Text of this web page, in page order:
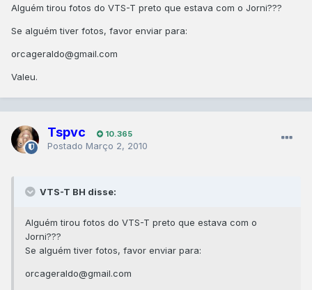
Alguém tirou fotos do VTS-T preto que estava com o Jorni???
Se alguém tiver fotos, favor enviar para:
orcageraldo@gmail.com
Valeu.
Tspvc 10.365
Postado Março 2, 2010
VTS-T BH disse:
Alguém tirou fotos do VTS-T preto que estava com o
Jorni???
Se alguém tiver fotos, favor enviar para:
orcageraldo@gmail.com